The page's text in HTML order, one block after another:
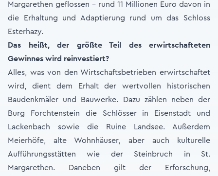
Margarethen geflossen - rund 11 Millionen Euro davon in
die Erhaltung und Adaptierung rund um das Schloss
Esterhazy.
Das heißt, der größte Teil des erwirtschafteten
Gewinnes wird reinvestiert?
Alles, was von den Wirtschaftsbetrieben erwirtschaftet
wird, dient dem Erhalt der wertvollen historischen
Baudenkmäler und Bauwerke. Dazu zählen neben der
Burg Forchtenstein die Schlösser in Eisenstadt und
Lackenbach sowie die Ruine Landsee. Außerdem
Meierhöfe, alte Wohnhäuser, aber auch kulturelle
Aufführungsstätten wie der Steinbruch in St.
Margarethen. Daneben gilt der Erforschung,